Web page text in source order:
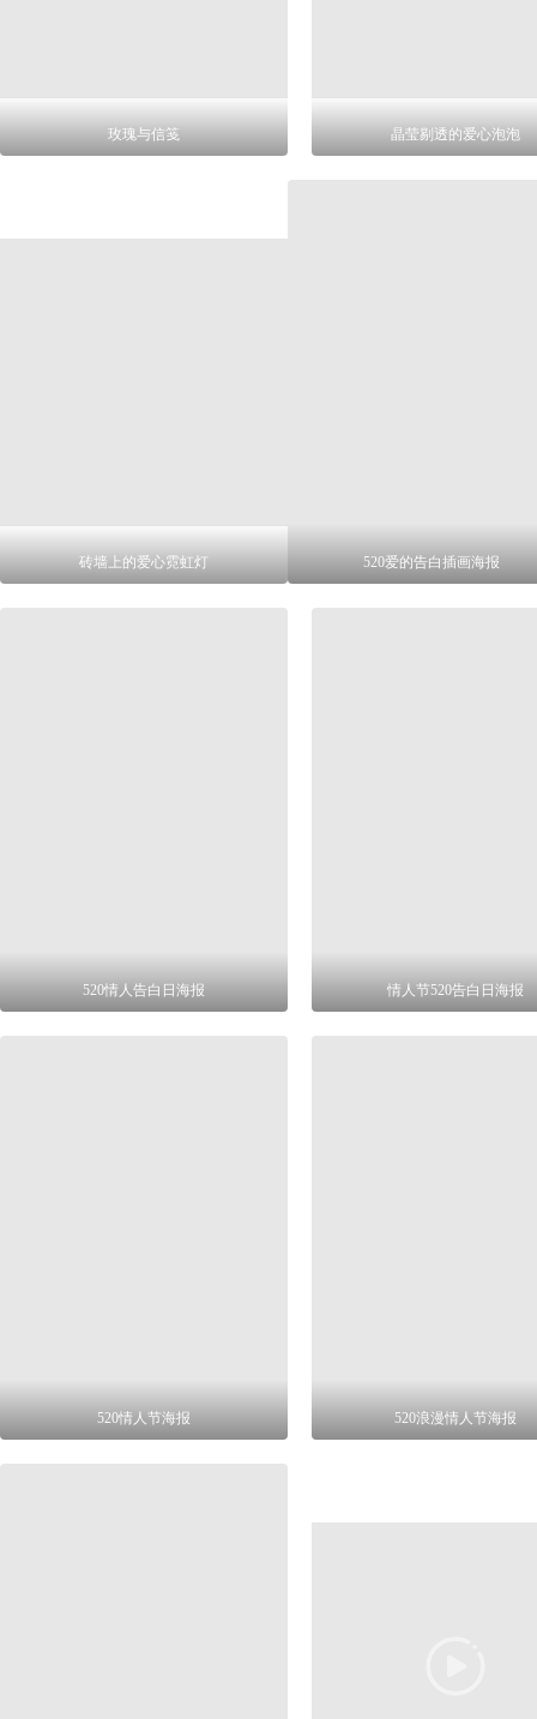
玫瑰与信笺 晶莹剔透的爱心泡泡
砖墙上的爱心霓虹灯 520爱的告白插画海报
520情人告白日海报 情人节520告白日海报
520情人节海报 520浪漫情人节海报